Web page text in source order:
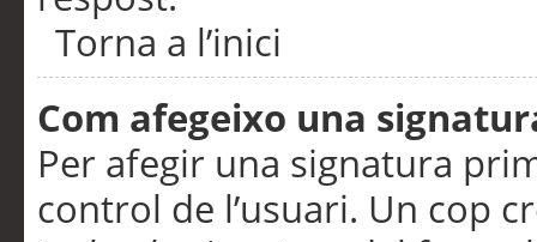
Torna a l’inici
Com afegeixo una
Per afegir una signatura
control de l’usuari. Un cop